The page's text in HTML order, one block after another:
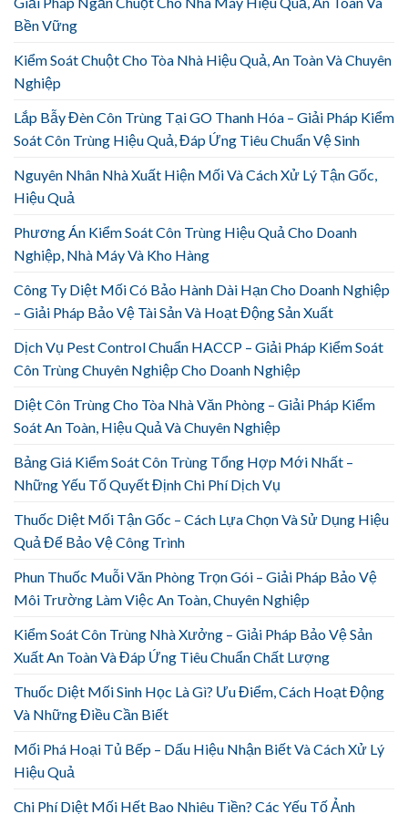
Bền Vững
Kiểm Soát Chuột Cho Tòa Nhà Hiệu Quả, An Toàn Và Chuyên
Nghiệp
Lắp Bẫy Đèn Côn Trùng Tại GO Thanh Hóa – Giải Pháp Kiểm
Soát Côn Trùng Hiệu Quả, Đáp Ứng Tiêu Chuẩn Vệ Sinh
Nguyên Nhân Nhà Xuất Hiện Mối Và Cách Xử Lý Tận Gốc,
Hiệu Quả
Phương Án Kiểm Soát Côn Trùng Hiệu Quả Cho Doanh
Nghiệp, Nhà Máy Và Kho Hàng
Công Ty Diệt Mối Có Bảo Hành Dài Hạn Cho Doanh Nghiệp
– Giải Pháp Bảo Vệ Tài Sản Và Hoạt Động Sản Xuất
Dịch Vụ Pest Control Chuẩn HACCP – Giải Pháp Kiểm Soát
Côn Trùng Chuyên Nghiệp Cho Doanh Nghiệp
Diệt Côn Trùng Cho Tòa Nhà Văn Phòng – Giải Pháp Kiểm
Soát An Toàn, Hiệu Quả Và Chuyên Nghiệp
Bảng Giá Kiểm Soát Côn Trùng Tổng Hợp Mới Nhất –
Những Yếu Tố Quyết Định Chi Phí Dịch Vụ
Thuốc Diệt Mối Tận Gốc – Cách Lựa Chọn Và Sử Dụng Hiệu
Quả Để Bảo Vệ Công Trình
Phun Thuốc Muỗi Văn Phòng Trọn Gói – Giải Pháp Bảo Vệ
Môi Trường Làm Việc An Toàn, Chuyên Nghiệp
Kiểm Soát Côn Trùng Nhà Xưởng – Giải Pháp Bảo Vệ Sản
Xuất An Toàn Và Đáp Ứng Tiêu Chuẩn Chất Lượng
Thuốc Diệt Mối Sinh Học Là Gì? Ưu Điểm, Cách Hoạt Động
Và Những Điều Cần Biết
Mối Phá Hoại Tủ Bếp – Dấu Hiệu Nhận Biết Và Cách Xử Lý
Hiệu Quả
Chi Phí Diệt Mối Hết Bao Nhiêu Tiền? Các Yếu Tố Ảnh